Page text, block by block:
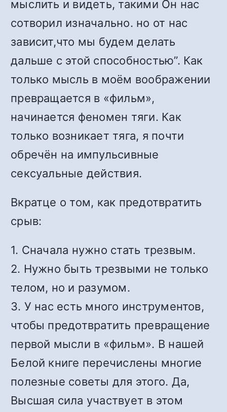
мыслить и видеть, такими Он нас
сотворил изначально. но от нас
зависит,что мы будем делать
дальше с этой способностью”. Как
только мысль в моём воображении
превращается в «фильм»,
начинается феномен тяги. Как
только возникает тяга, я почти
обречён на импульсивные
сексуальные действия.
Вкратце о том, как предотвратить
срыв:
1. Сначала нужно стать трезвым.
2. Нужно быть трезвыми не только
телом, но и разумом.
3. У нас есть много инструментов,
чтобы предотвратить превращение
первой мысли в «фильм». В нашей
Белой книге перечислены многие
полезные советы для этого. Да,
Высшая сила участвует в этом